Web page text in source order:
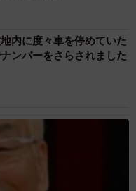
内に度々車を停めていた
ンバーをさらされました